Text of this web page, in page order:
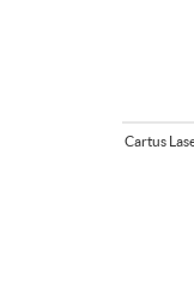
Cartus